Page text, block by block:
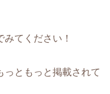
てください！
っともっと掲載されて